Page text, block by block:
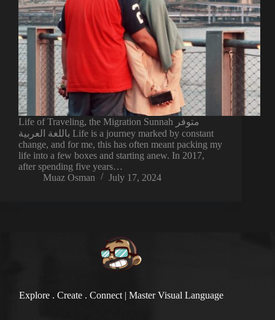
Life of Traveling, the Migration Sunnah متوفر
باللغة العربية Life is a journey marked by constant
change, and for me, this has often meant packing my
life into a few boxes and starting anew. In 2017,
after spending five years…
Muaz Osman
July 17, 2024
Explore . Create . Connect | Master Visual Language